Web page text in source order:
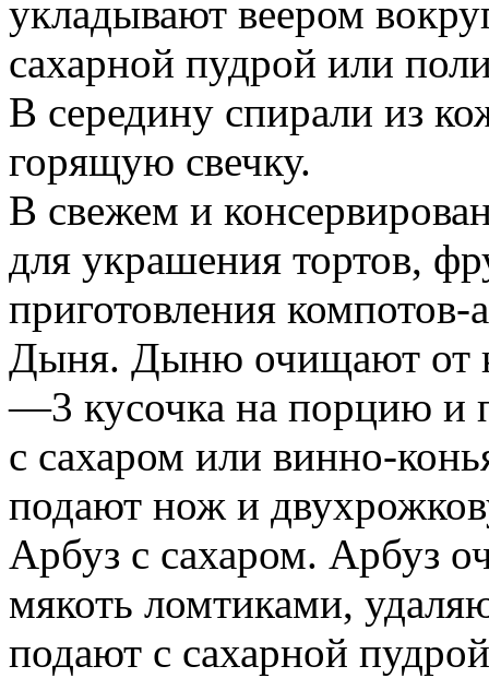
укладывают веером
сахарной пудрой или
В середину спирали из
горящую свечку.
В свежем и
для украшения тортов,
приготовления компотов-
Дыня. Дыню очищают от
—3 кусочка на порцию и
с сахаром или винно-
подают нож и
Арбуз с сахаром. Арбуз
мякоть ломтиками,
подают с сахарной